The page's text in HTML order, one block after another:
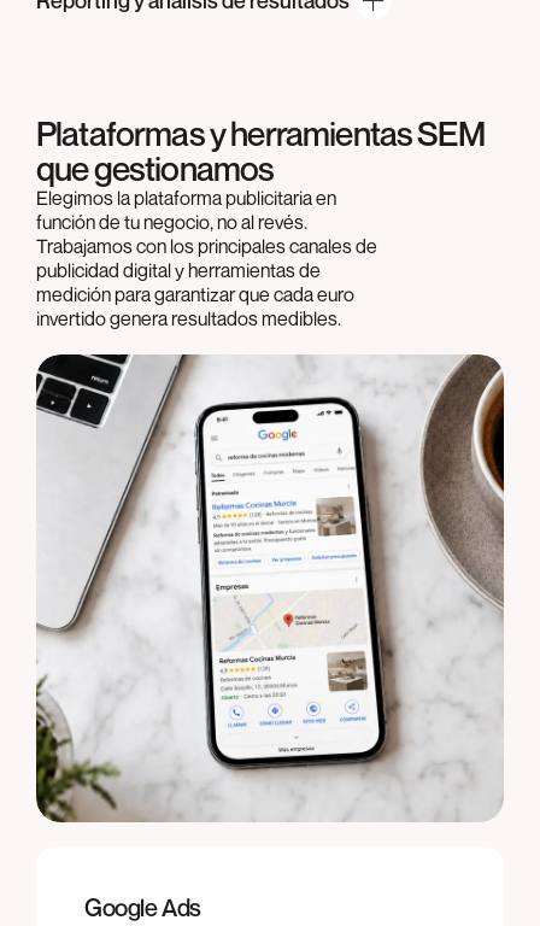
Plataformas y herramientas SEM
que gestionamos
Elegimos la plataforma publicitaria en
función de tu negocio, no al revés.
Trabajamos con los principales canales de
publicidad digital y herramientas de
medición para garantizar que cada euro
invertido genera resultados medibles.
Google Ads